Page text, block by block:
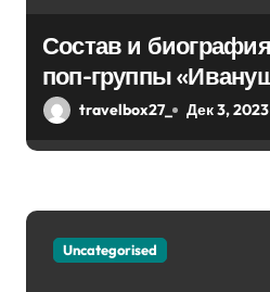
я
м
Состав и
поп-группы
интернешнл» —
travelbox27_ Дек 3, 2023
Uncategorised